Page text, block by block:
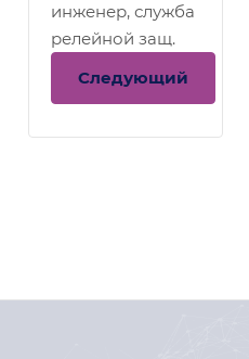
инженер, служба
релейной защ.
Следующий